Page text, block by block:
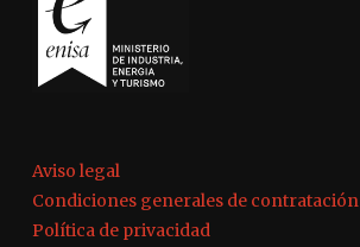
Aviso legal
Condiciones generales de contratación
Política de privacidad